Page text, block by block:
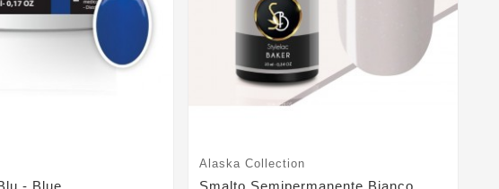
- Blue
Alaska Collection
Smalto Semipermanente Bianco